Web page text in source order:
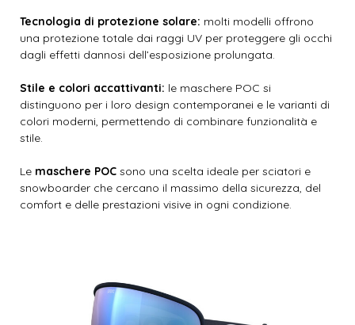
Tecnologia di protezione solare: molti modelli offrono
una protezione totale dai raggi UV per proteggere gli occhi
dagli effetti dannosi dell’esposizione prolungata.
Stile e colori accattivanti: le maschere POC si
distinguono per i loro design contemporanei e le varianti di
colori moderni, permettendo di combinare funzionalità e
stile.
Le maschere POC sono una scelta ideale per sciatori e
snowboarder che cercano il massimo della sicurezza, del
comfort e delle prestazioni visive in ogni condizione.